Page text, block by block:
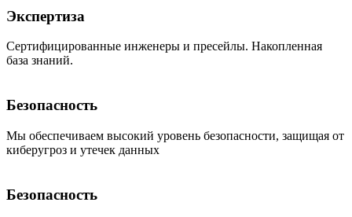
Экспертиза
Сертифицированные инженеры и пресейлы. Накопленная
база знаний.
Безопасность
Мы обеспечиваем высокий уровень безопасности, защищая от
киберугроз и утечек данных
Безопасность